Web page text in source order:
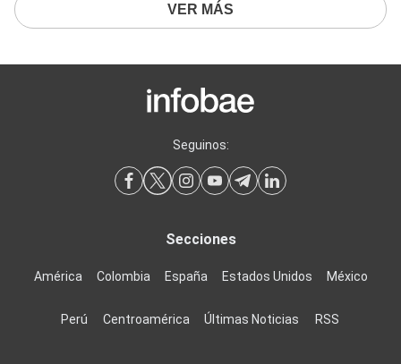
VER MÁS
Seguinos:
Secciones
América Colombia España Estados Unidos México
Perú Centroamérica Últimas Noticias RSS